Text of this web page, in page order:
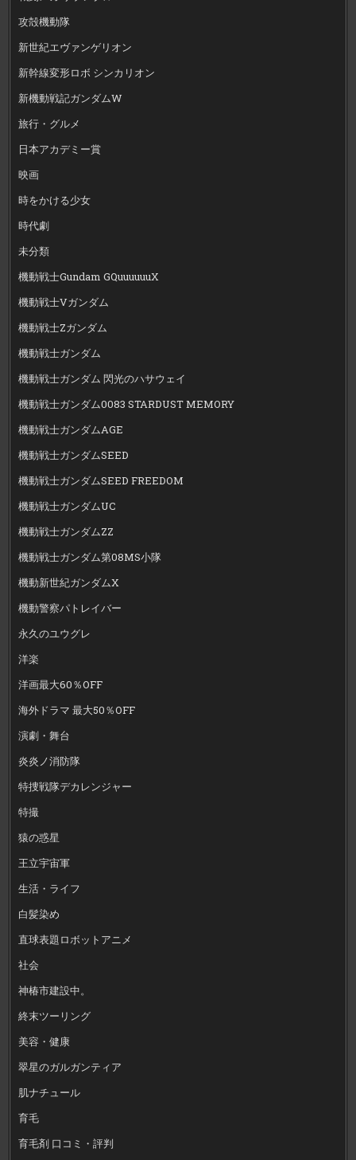
攻殻機動隊
新世紀エヴァンゲリオン
新幹線変形ロボ シンカリオン
新機動戦記ガンダムW
旅行・グルメ
日本アカデミー賞
映画
時をかける少女
時代劇
未分類
機動戦士Gundam GQuuuuuuX
機動戦士Vガンダム
機動戦士Zガンダム
機動戦士ガンダム
機動戦士ガンダム 閃光のハサウェイ
機動戦士ガンダム0083 STARDUST MEMORY
機動戦士ガンダムAGE
機動戦士ガンダムSEED
機動戦士ガンダムSEED FREEDOM
機動戦士ガンダムUC
機動戦士ガンダムZZ
機動戦士ガンダム第08MS小隊
機動新世紀ガンダムX
機動警察パトレイバー
永久のユウグレ
洋楽
洋画最大60％OFF
海外ドラマ 最大50％OFF
演劇・舞台
炎炎ノ消防隊
特捜戦隊デカレンジャー
特撮
猿の惑星
王立宇宙軍
生活・ライフ
白髪染め
直球表題ロボットアニメ
社会
神椿市建設中。
終末ツーリング
美容・健康
翠星のガルガンティア
肌ナチュール
育毛
育毛剤 口コミ・評判